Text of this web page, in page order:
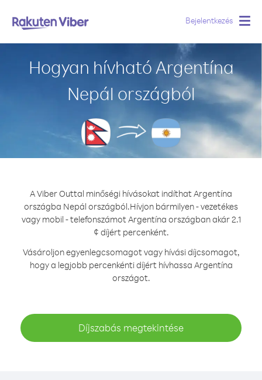
Bejelentkezés
Hogyan hívható Argentína
Nepál országból
A Viber Outtal minőségi hívásokat indíthat Argentína
országba Nepál országból.Hívjon bármilyen - vezetékes
vagy mobil - telefonszámot Argentína országban akár 2.1
¢ díjért percenként.
Vásároljon egyenlegcsomagot vagy hívási díjcsomagot,
hogy a legjobb percenkénti díjért hívhassa Argentína
országot.
Díjszabás megtekintése